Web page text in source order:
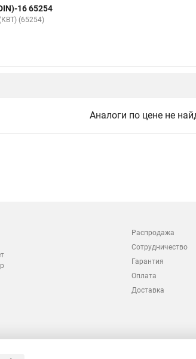
16 65254
(65254)
Аналоги по цене не
Распродажа
Сотрудничество
Гарантия
Оплата
Доставка